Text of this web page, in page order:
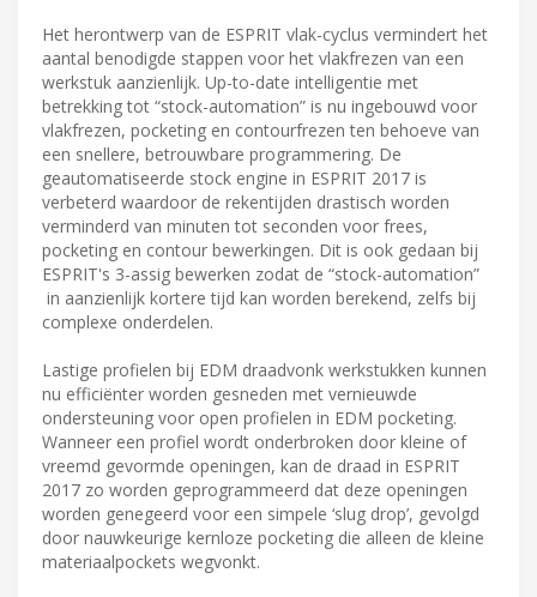
Het herontwerp van de ESPRIT vlak-cyclus vermindert het
aantal benodigde stappen voor het vlakfrezen van een
werkstuk aanzienlijk. Up-to-date intelligentie met
betrekking tot “stock-automation” is nu ingebouwd voor
vlakfrezen, pocketing en contourfrezen ten behoeve van
een snellere, betrouwbare programmering. De
geautomatiseerde stock engine in ESPRIT 2017 is
verbeterd waardoor de rekentijden drastisch worden
verminderd van minuten tot seconden voor frees,
pocketing en contour bewerkingen. Dit is ook gedaan bij
ESPRIT's 3-assig bewerken zodat de “stock-automation”
in aanzienlijk kortere tijd kan worden berekend, zelfs bij
complexe onderdelen.
Lastige profielen bij EDM draadvonk werkstukken kunnen
nu efficiënter worden gesneden met vernieuwde
ondersteuning voor open profielen in EDM pocketing.
Wanneer een profiel wordt onderbroken door kleine of
vreemd gevormde openingen, kan de draad in ESPRIT
2017 zo worden geprogrammeerd dat deze openingen
worden genegeerd voor een simpele ‘slug drop’, gevolgd
door nauwkeurige kernloze pocketing die alleen de kleine
materiaalpockets wegvonkt.